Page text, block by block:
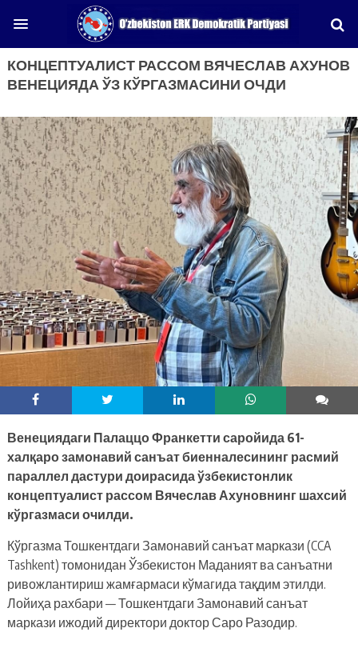
КОНЦЕПТУАЛИСТ РАССОМ ВЯЧЕСЛАВ АХУНОВ
ВЕНЕЦИЯДА ЎЗ КЎРГАЗМАСИНИ ОЧДИ
Венециядаги Палаццо Франкетти саройида 61-
халқаро замонавий санъат биенналесининг расмий
параллел дастури доирасида ўзбекистонлик
концептуалист рассом Вячеслав Ахуновнинг шахсий
кўргазмаси очилди.
Кўргазма Тошкентдаги Замонавий санъат маркази (CCA
Tashkent) томонидан Ўзбекистон Маданият ва санъатни
ривожлантириш жамғармаси кўмагида тақдим этилди.
Лойиҳа рахбари — Тошкентдаги Замонавий санъат
маркази ижодий директори доктор Саро Разодир.